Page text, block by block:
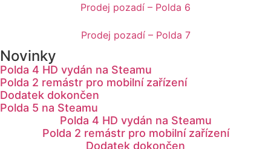
Prodej pozadí – Polda 6
Prodej pozadí – Polda 7
Novinky
Polda 4 HD vydán na Steamu
Polda 2 remástr pro mobilní zařízení
Dodatek dokončen
Polda 5 na Steamu
Polda 4 HD vydán na Steamu
Polda 2 remástr pro mobilní zařízení
Dodatek dokončen